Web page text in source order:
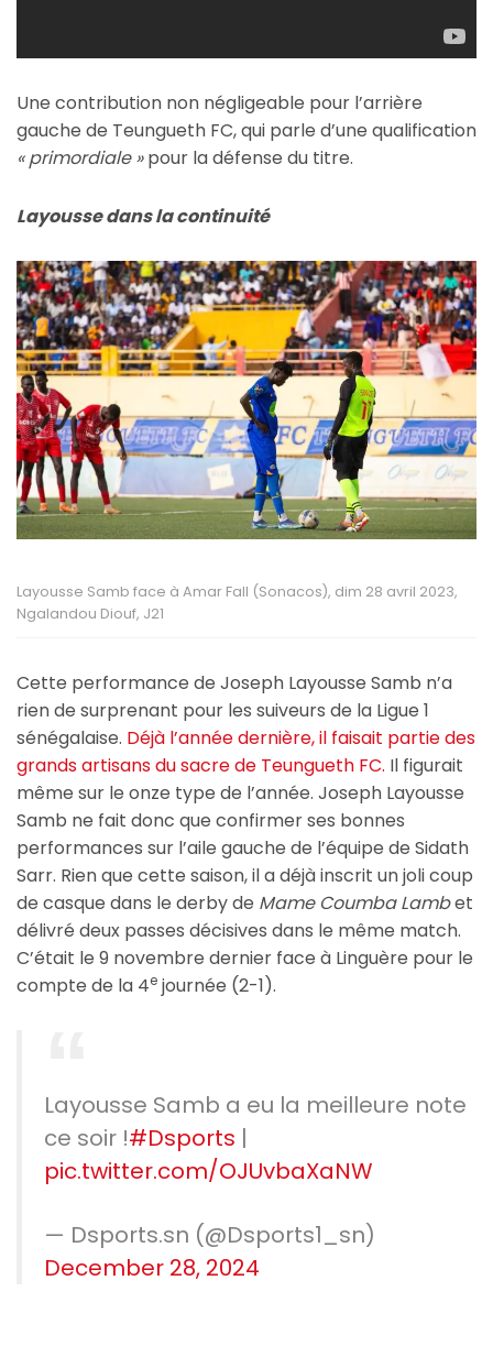
Une contribution non négligeable pour l’arrière
gauche de Teungueth FC, qui parle d’une qualification
« primordiale »pour la défense du titre.
Layousse dans la continuité
Layousse Samb face à Amar Fall (Sonacos), dim 28 avril 2023,
Ngalandou Diouf, J21
Cette performance de Joseph Layousse Samb n’a
rien de surprenant pour les suiveurs de la Ligue 1
sénégalaise. Déjà l’année dernière, il faisait partie des
grands artisans du sacre de Teungueth FC. Il figurait
même sur le onze type de l’année. Joseph Layousse
Samb ne fait donc que confirmer ses bonnes
performances sur l’aile gauche de l’équipe de Sidath
Sarr. Rien que cette saison, il a déjà inscrit un joli coup
de casque dans le derby de Mame Coumba Lambet
délivré deux passes décisives dans le même match.
C’était le 9 novembre dernier face à Linguère pour le
compte de la 4e journée (2-1).
Layousse Samb a eu la meilleure note
ce soir !#Dsports |
pic.twitter.com/OJUvbaXaNW
— Dsports.sn (@Dsports1_sn)
December 28, 2024